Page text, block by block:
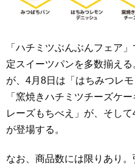
「ハチミツぶんぶんフェア
定スイーツパンを多数揃える
が、4月8日は「はちみつレ
「窯焼きハチミツチーズケ
レーズもちべえ」が、そし
が登場する。
なお、商品数には限りあり